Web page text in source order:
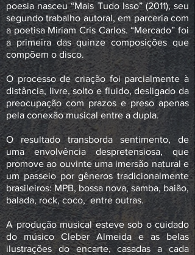
poesia nasceu “Mais Tudo Isso” (2011), seu
segundo trabalho autoral, em parceria com
a poetisa Miriam Cris Carlos. “Mercado” foi
a primeira das quinze composições que
compõem o disco.
O processo de criação foi parcialmente à
distância, livre, solto e fluido, desligado da
preocupação com prazos e preso apenas
pela conexão musical entre a dupla.
O resultado transborda sentimento, de
uma envolvência despretensiosa, que
promove ao ouvinte uma imersão natural e
um passeio por gêneros tradicionalmente
brasileiros: MPB, ­­bossa nova, samba, baião,
balada, rock, coco, entre outras.
A produção musical esteve sob o cuidado
do músico Cleber Almeida e as belas
ilustrações do encarte, casadas a cada